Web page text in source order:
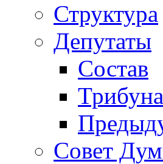
Структура
Депутаты
Состав
Совет